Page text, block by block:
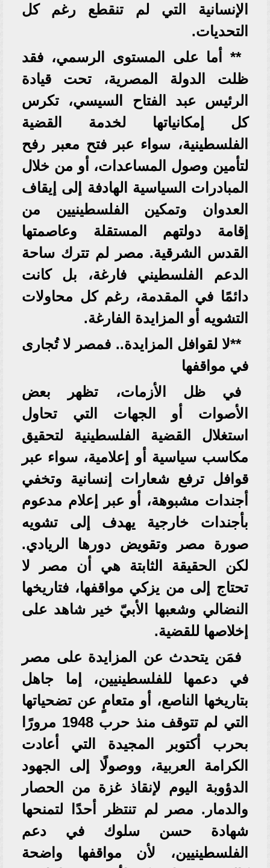
الإنسانية التي لم تنقطع رغم كل
التحديات.
** أما على المستوى الرسمي، فقد
ظلت الدولة المصرية، تحت قيادة
الرئيس عبد الفتاح السيسي، تكرس
كل إمكانياتها لخدمة القضية
الفلسطينية، سواء عبر فتح معبر رفح
لتأمين وصول المساعدات، أو من خلال
المبادرات السياسية الهادفة إلى إيقاف
العدوان وتمكين الفلسطينيين من
إقامة دولتهم المستقلة وعاصمتها
القدس الشرقية. مصر لم تترك ساحة
الدعم الفلسطيني فارغة، بل كانت
دائمًا في المقدمة، رغم كل محاولات
التشويه أو المزايدة الفارغة.
**لا لقوافل المزايدة.. فمصر لا تُجارى
في مواقفها
في ظل الأزمات، تظهر بعض
الأصوات أو الجهات التي تحاول
استغلال القضية الفلسطينية لتحقيق
مكاسب سياسية أو إعلامية، سواء عبر
قوافل ترفع شعارات إنسانية وتخفي
أجندات مشبوهة، أو عبر إعلام مدعوم
بأجندات خارجية يهدف إلى تشويه
صورة مصر وتقويض دورها الريادي.
لكن الحقيقة الثابتة هي أن مصر لا
تحتاج إلى من يزكي مواقفها، فتاريخها
النضالي وشعبها الأبيّ خير شاهد على
إخلاصها للقضية.
فمَن يتحدث عن المزايدة على مصر
في دعمها للفلسطينيين، إما جاهل
بتاريخها الناصع، أو متعامٍ عن تضحياتها
التي لم تتوقف منذ حرب 1948 مرورًا
بحرب أكتوبر المجيدة التي أعادت
الكرامة العربية، ووصولًا إلى الجهود
الدؤوبة اليوم لإنقاذ غزة من الحصار
والدمار. مصر لم تنتظر أحدًا لتمنحها
شهادة حسن سلوك في دعم
الفلسطينيين، لأن مواقفها واضحة